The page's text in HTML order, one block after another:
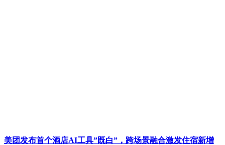
美团发布首个酒店AI工具”既白”，跨场景融合激发住宿新增